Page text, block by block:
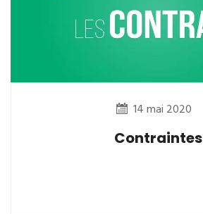
14 mai 2020
Contraintes